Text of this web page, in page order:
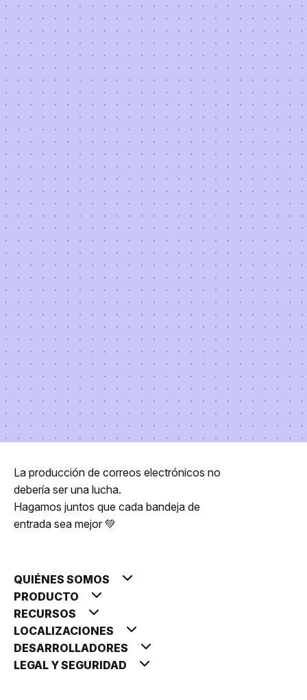
La producción de correos electrónicos no
debería ser una lucha.
Hagamos juntos que cada bandeja de
entrada sea mejor 💚
QUIÉNES SOMOS
PRODUCTO
RECURSOS
LOCALIZACIONES
DESARROLLADORES
LEGAL Y SEGURIDAD